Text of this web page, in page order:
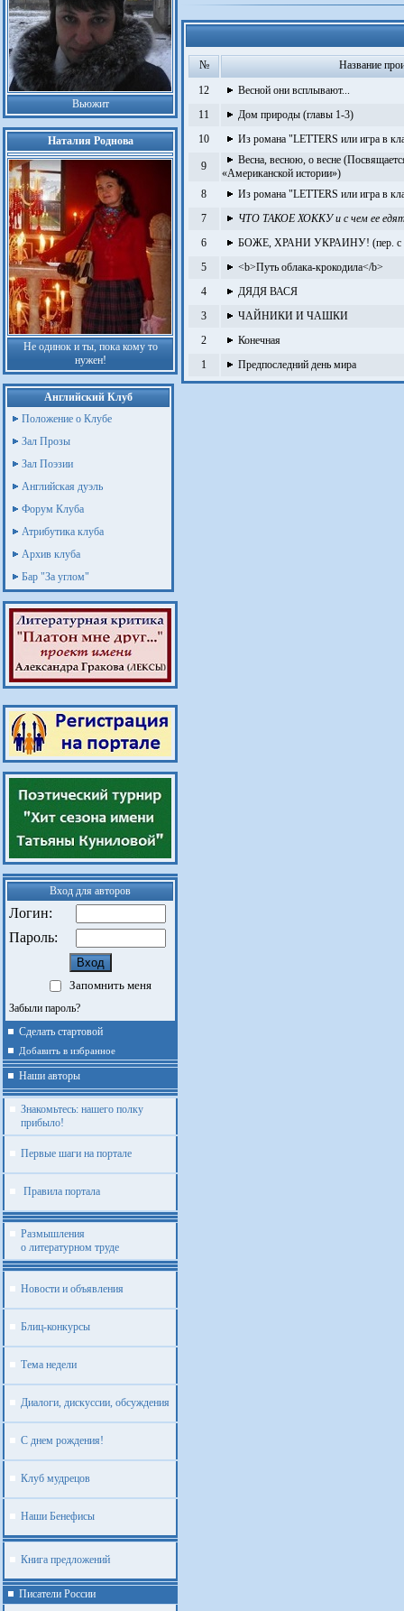
Вьюжит
Наталия Роднова
Не одинок и ты, пока кому то
нужен!
Английский Клуб
Положение о Клубе
Зал Прозы
Зал Поэзии
Английская дуэль
Форум Клуба
Атрибутика клуба
Архив клуба
Бар "За углом"
Вход для авторов
Логин:
Пароль:
Запомнить меня
Забыли пароль?
Сделать стартовой
Добавить в избранное
Наши авторы
Знакомьтесь: нашего полку
прибыло!
Первые шаги на портале
Правила портала
Размышления
о литературном труде
Новости и объявления
Блиц-конкурсы
Тема недели
Диалоги, дискуссии, обсуждения
С днем рождения!
Клуб мудрецов
Наши Бенефисы
Книга предложений
Писатели России
№
Название
12
Весной они всплывают...
11
Дом природы (главы 1-3)
10
Из романа "LETTERS или игра в
9
Весна, весною, о весне
«Американской истории»)
8
Из романа "LETTERS или игра в
7
ЧТО ТАКОЕ ХОККУ и с чем ее
6
БОЖЕ, ХРАНИ УКРАИНУ! (пер. с
5
<b>Путь облака-крокодила</b>
4
ДЯДЯ ВАСЯ
3
ЧАЙНИКИ И ЧАШКИ
2
Конечная
1
Предпоследний день мира